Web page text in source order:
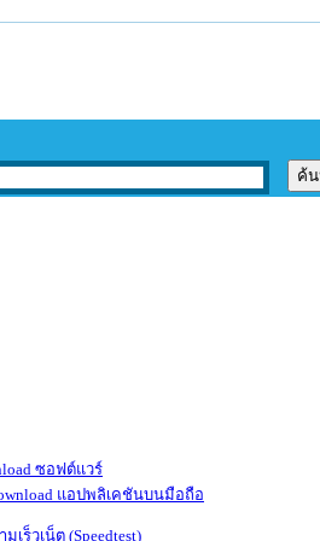
ซอฟต์แวร์
แอปพลิเคชันบนมือถือ
เร็วเน็ต (Speedtest)